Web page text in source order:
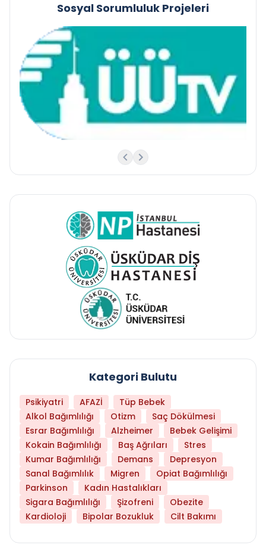
Sosyal Sorumluluk Projeleri
Kategori Bulutu
Psikiyatri AFAZİ
Tüp Bebek
Alkol Bağımlılığı
Otizm
Saç Dökülmesi
Esrar Bağımlılığı
Alzheimer
Bebek Gelişimi
Kokain Bağımlılığı
Baş Ağrıları
Stres
Kumar Bağımlılığı
Demans
Depresyon
Sanal Bağımlılık
Migren
Opiat Bağımlılığı
Parkinson
Kadın Hastalıkları
Sigara Bağımlılığı
Şizofreni
Obezite
Kardioloji
Bipolar Bozukluk Cilt Bakımı